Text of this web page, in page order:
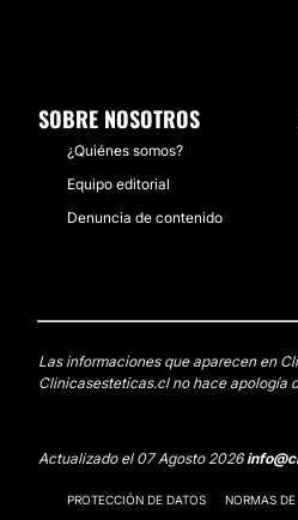
SOBRE NOSOTROS
¿Quiénes somos?
Equipo editorial
Denuncia de contenido
Las informaciones que aparecen en
Clinicasesteticas.cl no hace apología
Actualizado el 07 Agosto 2026
PROTECCIÓN DE DATOS NORMAS DE